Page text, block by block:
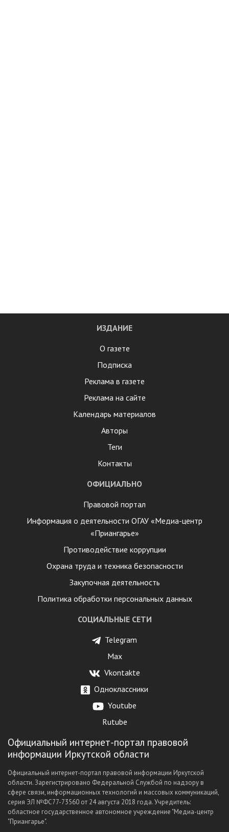
ИЗДАНИЕ
О газете
Подписка
Реклама в газете
Реклама на сайте
Календарь материалов
Авторы
Теги
Контакты
ОФИЦИАЛЬНО
Правовой портал
Информация о деятельности ОГАУ «Медиа-центр
«Приангарье»
Противодействие коррупции
Охрана труда и техника безопасности
Закупочная деятельность
Политика обработки персональных данных
СОЦИАЛЬНЫЕ СЕТИ
Telegram
Max
Vkontakte
Одноклассники
Youtube
Rutube
Официальный интернет-портал правовой
информации Иркутской области
Официальный интернет-портал правовой информации Иркутской
области. Зарегистрировано Федеральной Службой по надзору в
сфере связи, информационных технологий и массовых коммуникаций,
серия ЭЛ №ФС77-73560 от 24 августа 2018 года. Учредитель:
областное государственное автономное учреждение "Медиа-центр
"Приангарье".